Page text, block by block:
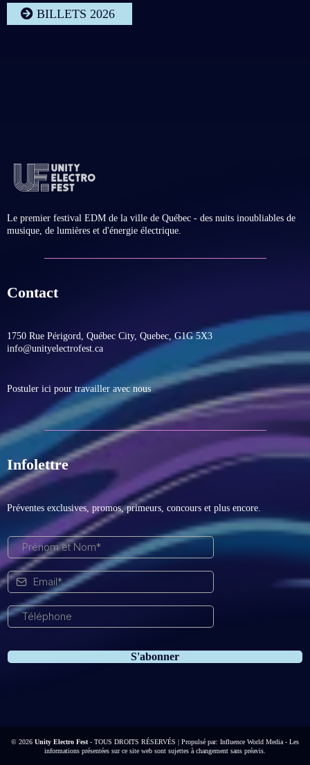
BILLETS 2026
Le premier festival EDM de la ville de Québec - des nuits inoubliables de
musique, de lumières et d'énergie électrique.
Contact
1750 Rue Périgord, Québec City, Quebec, G1G 5X3
info@unityelectrofest.ca
Postuler ici pour travailler avec nous
Infolettre
Préventes exclusives, promos, primeurs, concours et plus encore.
S'abonner
© 2026 Unity Electro Fest - TOUS DROITS RÉSERVÉS | Propulsé par: Influence World Media - Les
informations présentées sur ce site web sont sujettes à changement sans préavis.